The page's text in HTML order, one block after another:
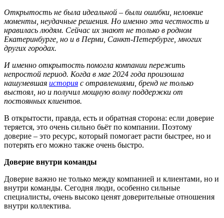
Открытость не была идеальной – были ошибки, неловкие
моменты, неудачные решения. Но именно эта честность и
нравилась людям. Сейчас их знают не только в родном
Екатеринбурге, но и в Перми Санкт-Петербурге, многих
других городах.
И именно открытость помогла компании пережить
непростой период. Когда в мае 2024 года произошла
нашумевшая история с отравлениями, бренд не только
выстоял, но и получил мощную волну поддержки от
постоянных клиентов.
В открытости, правда, есть и обратная сторона: если доверие
теряется, это очень сильно бьёт по компании. Поэтому
доверие – это ресурс, который помогает расти быстрее, но и
потерять его можно также очень быстро.
Доверие внутри команды
Доверие важно не только между компанией и клиентами, но и
внутри команды. Сегодня люди, особенно сильные
специалисты, очень высоко ценят доверительные отношения
внутри коллектива.